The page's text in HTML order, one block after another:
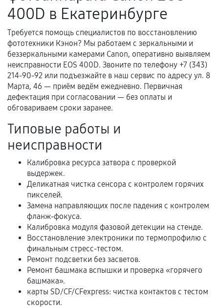
гарантийного срока.
Несоответствие комплектующей заявленным
техническим характеристикам.
Документы для подтверждения
гарантии
Гарантийный талон.
услуг и сроком гарантии.
Документы на установленные комплектующие
и кассовый чек.
Расширенная гарантия
В некоторых случаях возможно оформление
расширенной гарантии. Стоимость, сроки и
условия продления согласовываются отдельно и
фиксируются в документах.
Когда гарантия не действует
400D в Екатеринбурге
Требуется помощь специалистов по восстановлению
фототехники Кэнон? Мы работаем с зеркальными и
беззеркальными камерами Canon, оперативно выявляем
неисправности EOS 400D. Звоните по телефону +7 (343)
214-90-92 или подъезжайте в наш сервис по адресу ул. 8
Марта, 46 — приём ведём ежедневно. Первичная
дефектация при согласовании — без оплаты и
обговариваем сроки заранее.
Типовые работы и
неисправности
Калибровка ресурса затвора с проверкой
выдержек.
Деликатная чистка сенсора с контролем горячих
пикселей.
Замена направляющих после падения с контролем
фланж-фокуса.
Калибровка модуля фазовой детекции на стенде.
Восстановление электроники по термопрофилю с
финальным стресс-тестом.
Ремонт подсветки без засветов.
Ремонт башмака вспышки и проверка «горячего
башмака».
карты SD/CF/CFexpress: чистка контактов с тестом
скорости.